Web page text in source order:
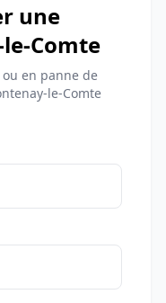
une
Comte
en panne de
le-Comte